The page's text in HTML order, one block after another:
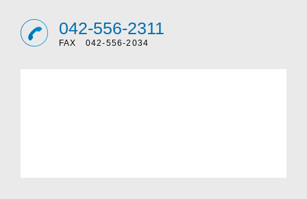
042-556-2311
FAX 042-556-2034